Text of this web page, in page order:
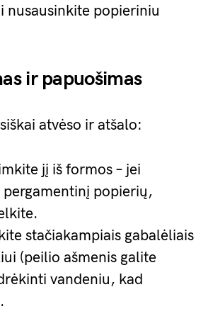
nusausinkite popieriniu
ir papuošimas
atvėso ir atšalo:
jį iš formos – jei
popierių,
stačiakampiais gabalėliais
(peilio ašmenis galite
vandeniu, kad